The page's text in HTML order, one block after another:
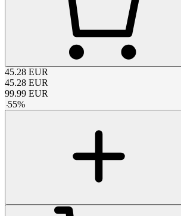
45.28 EUR
45.28 EUR
99.99 EUR
-55%